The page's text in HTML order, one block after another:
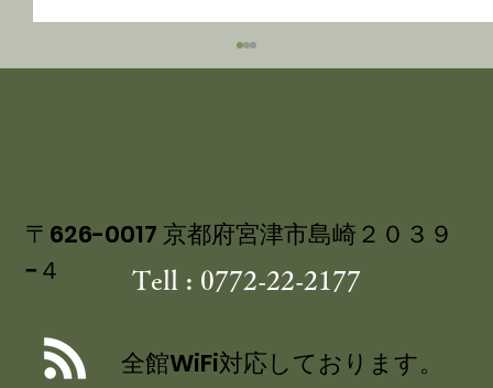
ルク 飯尾醸造 富士酢プレミアム使用
〒626-0017 京都府宮津市島崎２０３９
−４
Tell : 0772-22-2177
全館WiFi対応しております。